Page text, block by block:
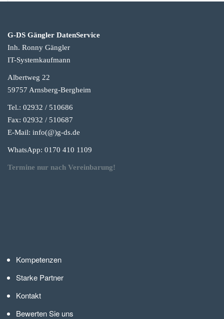
G-DS Gängler DatenService
Inh. Ronny Gängler
IT-Systemkaufmann
Albertweg 22
59757 Arnsberg-Bergheim
Tel.: 02932 / 510686
Fax: 02932 / 510687
E-Mail: info(@)g-ds.de
WhatsApp: 0170 410 1109
Termine nur nach Vereinbarung!
Kompetenzen
Starke Partner
Kontakt
Bewerten Sie uns